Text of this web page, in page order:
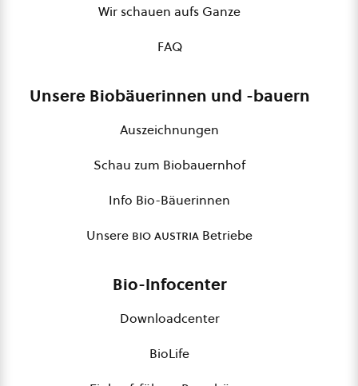
Wir schauen aufs Ganze
FAQ
Unsere Biobäuerinnen und -bauern
Auszeichnungen
Schau zum Biobauernhof
Info Bio-Bäuerinnen
Unsere bio austria Betriebe
Bio-Infocenter
Downloadcenter
BioLife